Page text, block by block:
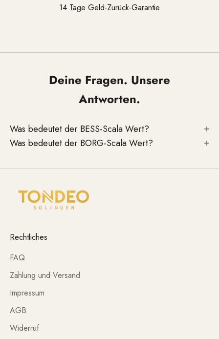
14 Tage Geld-Zurück-Garantie
Deine Fragen. Unsere
Antworten.
Was bedeutet der BESS-Scala Wert?
Was bedeutet der BORG-Scala Wert?
Rechtliches
FAQ
Zahlung und Versand
Impressum
AGB
Widerruf